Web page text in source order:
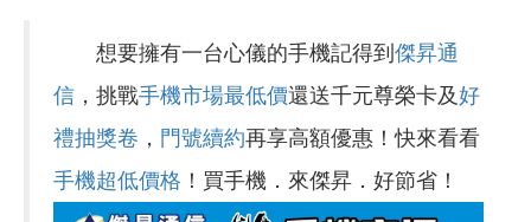
想要擁有一台心儀的手機記得到 傑昇通
信 ，挑戰手機市場最低價還送千元尊榮卡及好
禮抽獎卷 ， 門號續約再享高額優惠！快來看看
手機超低價格 ！買手機．來傑昇．好節省！